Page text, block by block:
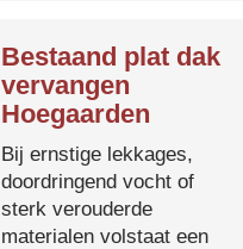
Bestaand plat dak
vervangen
Hoegaarden
Bij ernstige lekkages,
doordringend vocht of
sterk verouderde
materialen volstaat een